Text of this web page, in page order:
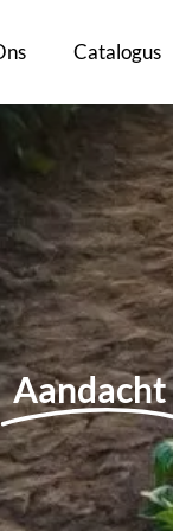
Catalogus
Aandacht